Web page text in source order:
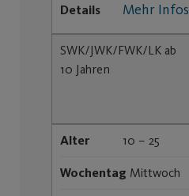
Details Mehr Infos
SWK/JWK/FWK/LK ab
10 Jahren
Alter 10 – 25
Wochentag Mittwoch